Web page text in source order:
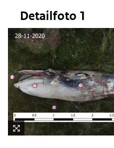
Detailfoto 1